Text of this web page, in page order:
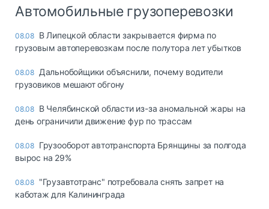
Автомобильные грузоперевозки
08.08 В Липецкой области закрывается фирма по
грузовым автоперевозкам после полутора лет убытков
08.08 Дальнобойщики объяснили, почему водители
грузовиков мешают обгону
08.08 В Челябинской области из-за аномальной жары на
день ограничили движение фур по трассам
08.08 Грузооборот автотранспорта Брянщины за полгода
вырос на 29%
08.08 "Грузавтотранс" потребовала снять запрет на
каботаж для Калининграда